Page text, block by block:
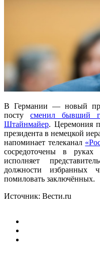
В Германии — новый
посту сменил бывший
Штайнмайер. Церемония
президента в немецкой
напоминает телеканал
сосредоточены в руках
исполняет
должности избранных
помиловать заключённых.
Источник: Вести.ru